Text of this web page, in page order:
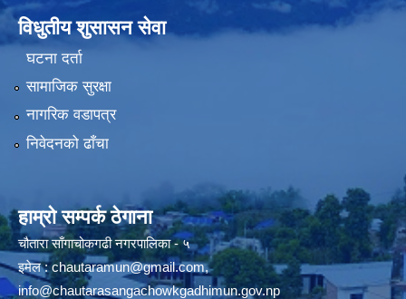
विधुतीय शुसासन सेवा
घटना दर्ता
सामाजिक सुरक्षा
नागरिक वडापत्र
निवेदनको ढाँचा
हाम्रो सम्पर्क ठेगाना
चौतारा साँगाचोकगढी नगरपालिका - ५
इमेल :chautaramun@gmail.com,
info@chautarasangachowkgadhimun.gov.np